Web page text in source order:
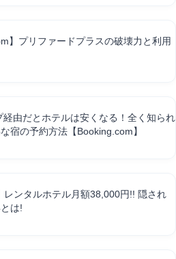
】プリファードプラスの破壊力と利用
由だとホテルは安くなる！全く知られ
宿の予約方法【Booking.com】
レンタルホテル月額38,000円!! 隠され
は!